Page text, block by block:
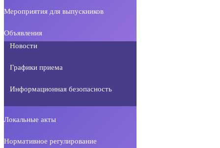
Мероприятия для выпускников
Объявления
Новости
Графики приема
Информационная безопасность
Локальные акты
Нормативное регулирование